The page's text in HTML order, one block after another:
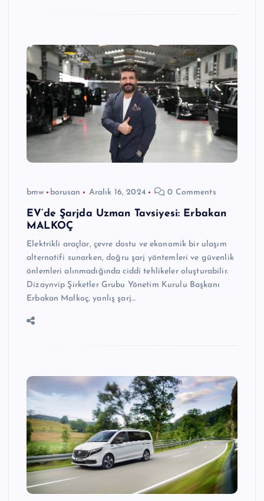
bmw borusan Aralık 16, 2024 0 Comments
EV’de Şarjda Uzman Tavsiyesi: Erbakan
MALKOÇ
Elektrikli araçlar, çevre dostu ve ekonomik bir ulaşım
alternatifi sunarken, doğru şarj yöntemleri ve güvenlik
önlemleri alınmadığında ciddi tehlikeler oluşturabilir.
Dizaynvip Şirketler Grubu Yönetim Kurulu Başkanı
Erbakan Malkoç, yanlış şarj…